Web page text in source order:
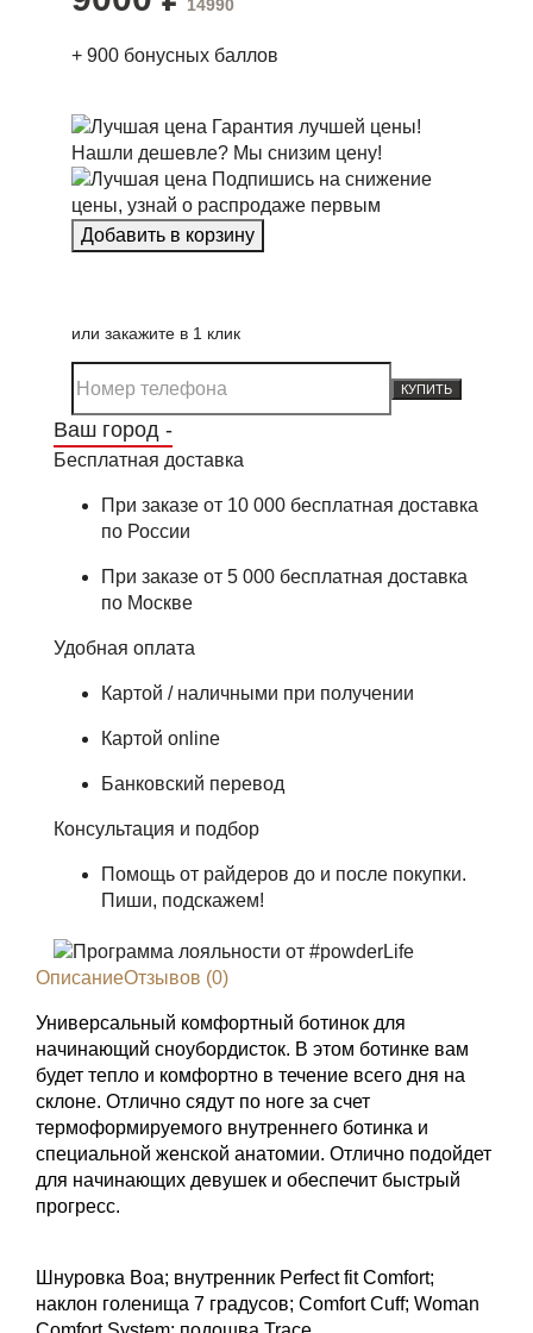
14990
+ 900 бонусных баллов
Гарантия лучшей цены!
Нашли дешевле? Мы снизим цену!
Подпишись на снижение
цены, узнай о распродаже первым
или закажите в 1 клик
КУПИТЬ
Ваш город -
Бесплатная доставка
При заказе от 10 000 бесплатная доставка
по России
При заказе от 5 000 бесплатная доставка
по Москве
Удобная оплата
Картой / наличными при получении
Картой online
Банковский перевод
Консультация и подбор
Помощь от райдеров до и после покупки.
Пиши, подскажем!
ОписаниеОтзывов (0)
Универсальный комфортный ботинок для
начинающий сноубордисток. В этом ботинке вам
будет тепло и комфортно в течение всего дня на
склоне. Отлично сядут по ноге за счет
термоформируемого внутреннего ботинка и
специальной женской анатомии. Отлично подойдет
для начинающих девушек и обеспечит быстрый
прогресс.
Шнуровка Boa; внутренник Perfect fit Comfort;
наклон голенища 7 градусов; Comfort Cuff; Woman